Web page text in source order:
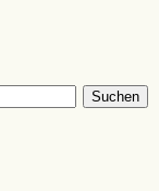
Suchen